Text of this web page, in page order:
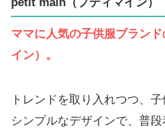
ママに人気の子供服ブランド
イン）
。
トレンドを取り入れつつ、
シンプルなデザインで、普